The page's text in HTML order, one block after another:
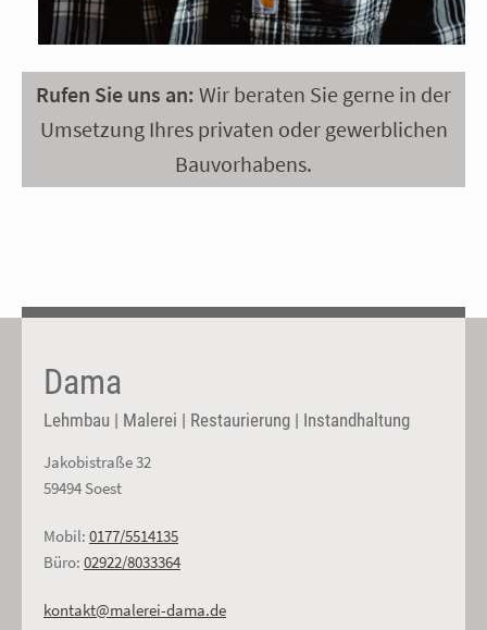
Rufen Sie uns an: Wir beraten Sie gerne in der
Umsetzung Ihres privaten oder gewerblichen
Bauvorhabens.
Dama
Lehmbau | Malerei | Restaurierung | Instandhaltung
Jakobistraße 32
59494 Soest
Mobil: 0177/5514135
Büro: 02922/8033364
kontakt@malerei-dama.de